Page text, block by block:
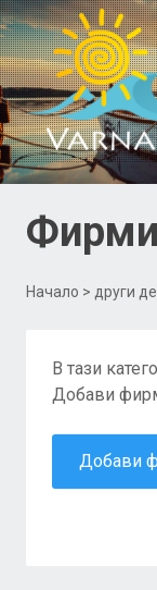
Начало > други
В тази
Добави
Добави